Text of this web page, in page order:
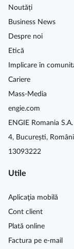
Noutăți
Business News
Despre noi
Etică
Implicare în
Cariere
Mass-Media
engie.com
ENGIE Romania
4, București,
13093222
Utile
Aplicaţia mobilă
Cont client
Plată online
Factura pe e-mail